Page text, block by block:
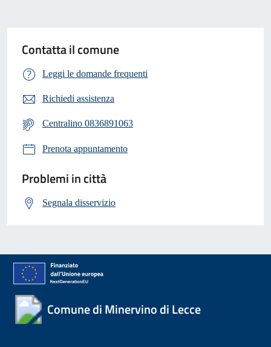
Contatta il comune
Leggi le domande frequenti
Richiedi assistenza
Centralino 0836891063
Prenota appuntamento
Problemi in città
Segnala disservizio
Comune di Minervino di Lecce